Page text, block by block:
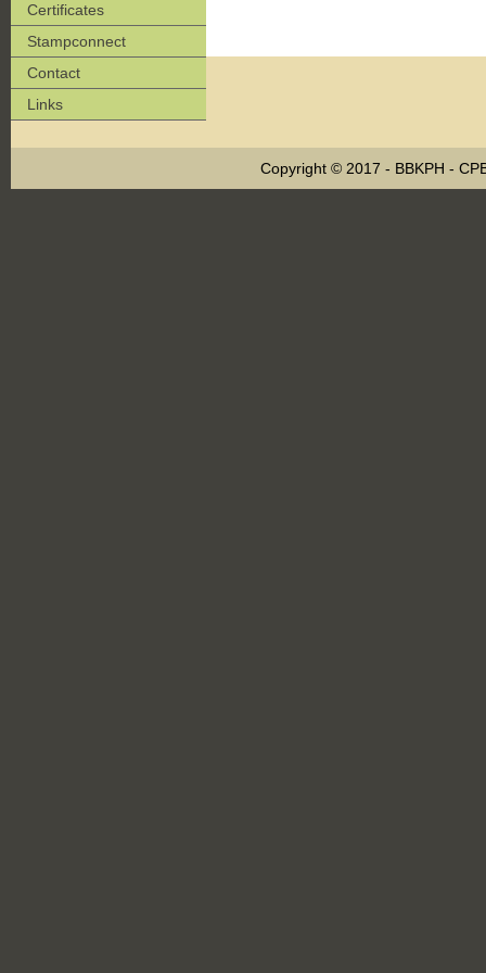
Certificates
Stampconnect
Contact
Links
Copyright © 2017 - BBKPH -